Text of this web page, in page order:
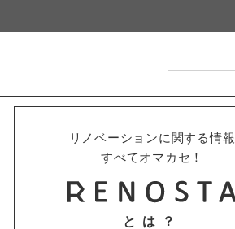
リノベーションに関する情報
すべてオマカセ！
とは？